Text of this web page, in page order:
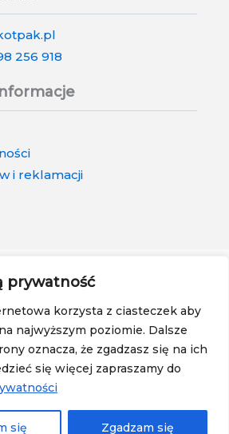
prywatność
korzysta z ciasteczek aby
najwyższym poziomie. Dalsze
oznacza, że zgadzasz się na ich
się więcej zapraszamy do
się Zgadzam się
256 918
i reklamacji
produktów
dla kota • Drapak z kartonu z
• Leżanka dla kota • Tekturowy
drapak dla kota
Website by Jakub Potocki, a